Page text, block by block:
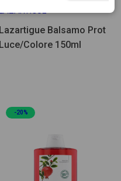
Lazartigue Balsamo Prot
Luce/Colore 150ml
-20%